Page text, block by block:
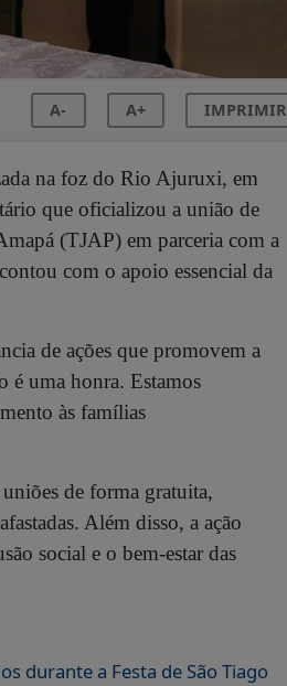
A- A+ IMPRIMIR
na foz do Rio Ajuruxi, em
que oficializou a união de
(TJAP) em parceria com a
com o apoio essencial da
de ações que promovem a
é uma honra. Estamos
às famílias
de forma gratuita,
Além disso, a ação
social e o bem-estar das
durante a Festa de São Tiago